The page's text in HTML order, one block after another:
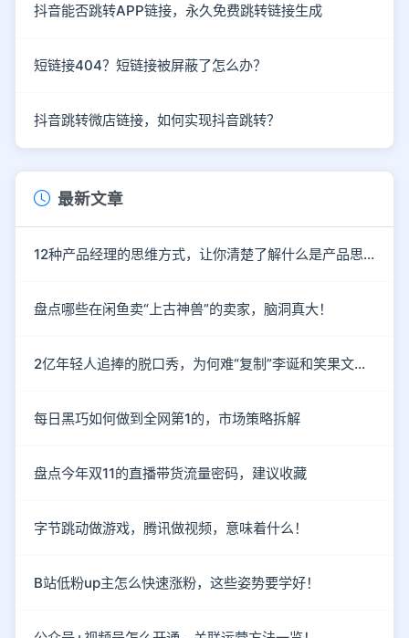
抖音能否跳转APP链接，永久免费跳转链接生成
短链接404？短链接被屏蔽了怎么办？
抖音跳转微店链接，如何实现抖音跳转？
最新文章
12种产品经理的思维方式，让你清楚了解什么是产品思维
盘点哪些在闲鱼卖“上古神兽”的卖家，脑洞真大！
2亿年轻人追捧的脱口秀，为何难“复制”李诞和笑果文化？
每日黑巧如何做到全网第1的，市场策略拆解
盘点今年双11的直播带货流量密码，建议收藏
字节跳动做游戏，腾讯做视频，意味着什么！
B站低粉up主怎么快速涨粉，这些姿势要学好！